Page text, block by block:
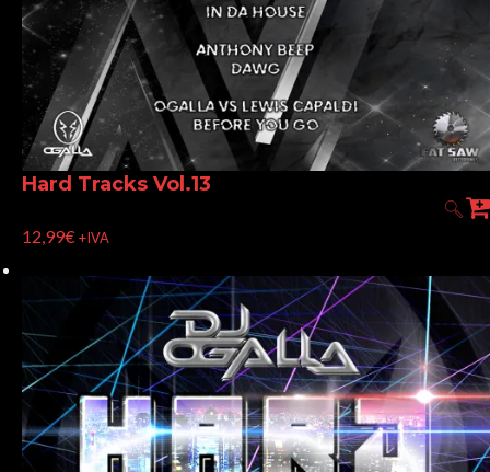
Hard Tracks Vol.13
12,99€+IVA